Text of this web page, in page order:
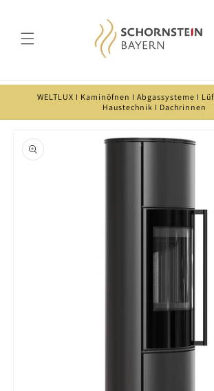
WELTLUX I Kaminöfnen I Abgassysteme I
Haustechnik I Dachrinnen